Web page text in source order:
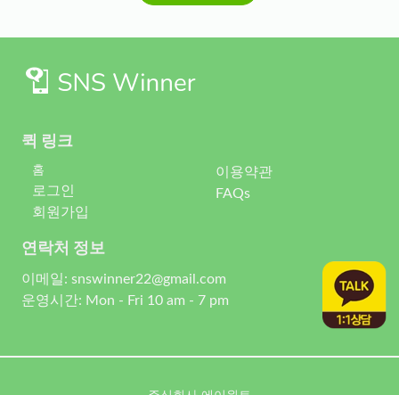
퀵 링크
홈
로그인
회원가입
이용약관
FAQs
연락처 정보
이메일: snswinner22@gmail.com
운영시간: Mon - Fri 10 am - 7 pm